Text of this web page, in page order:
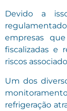
Devido a
empresas
fiscalizadas e
riscos
Um dos
refrigeração